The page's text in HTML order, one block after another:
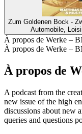
Zum Goldenen Bock -
Automobile,
À propos de Werke –
À propos de Werke –
À propos de
A podcast from the
new issue of the high
discussions about new
queries and questions